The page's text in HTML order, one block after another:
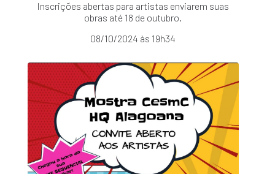
Inscrições abertas para artistas enviarem suas
obras até 18 de outubro.
08/10/2024 às 19h34